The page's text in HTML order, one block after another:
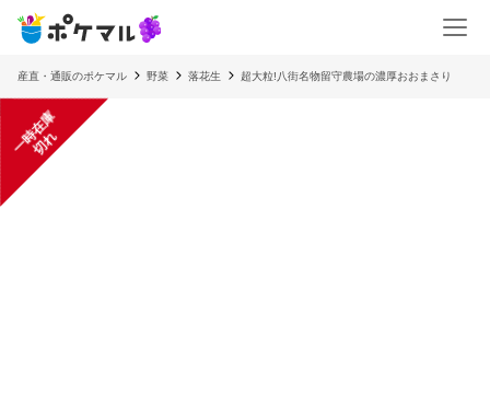
産直・通販のポケマル 野菜 落花生 超大粒!八街名物留守農場の濃厚おおまさり
一
時
在
庫
切
れ